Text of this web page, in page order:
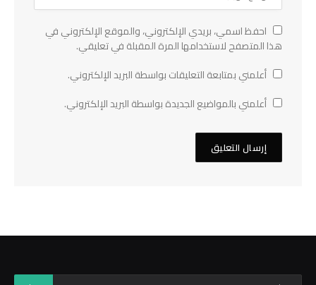
احفظ اسمي، بريدي الإلكتروني، والموقع الإلكتروني في
هذا المتصفح لاستخدامها المرة المقبلة في تعليقي.
أعلمني بمتابعة التعليقات بواسطة البريد الإلكتروني.
أعلمني بالمواضيع الجديدة بواسطة البريد الإلكتروني.